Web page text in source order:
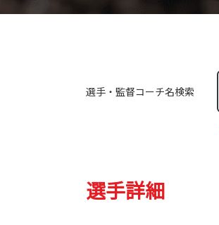
選手・監督コーチ名検索
選手詳細